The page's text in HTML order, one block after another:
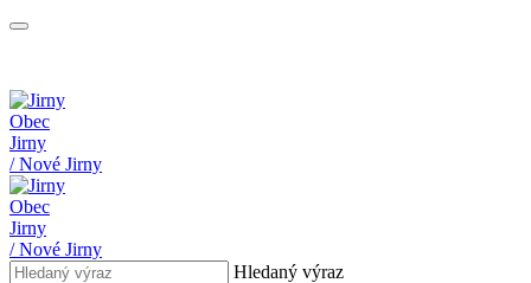
Obec
Jirny
/ Nové Jirny
Obec
Jirny
/ Nové Jirny
Hledaný výraz